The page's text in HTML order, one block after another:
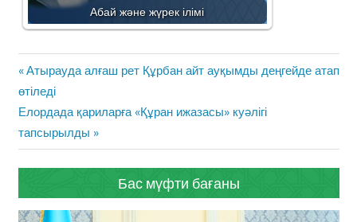
Абай және жүрек ілімі
Жазба
навигациясы
Previous
Post:
Атырауда алғаш рет Құрбан айт ауқымды деңгейде атап
өтіледі
Next
Post:
Елордада қариларға «Құран ижазасы» куәлігі
тапсырылды
Бас мүфти бағаны